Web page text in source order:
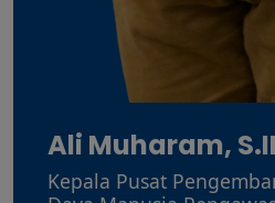
Ali Muharam,
Kepala Pusat